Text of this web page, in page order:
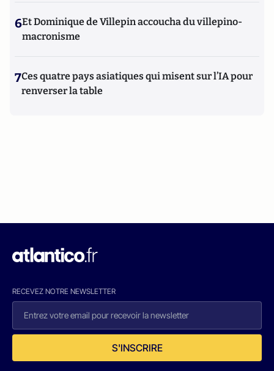
6Et Dominique de Villepin accoucha du villepino-
macronisme
7Ces quatre pays asiatiques qui misent sur l’IA pour
renverser la table
RECEVEZ NOTRE NEWSLETTER
S'INSCRIRE